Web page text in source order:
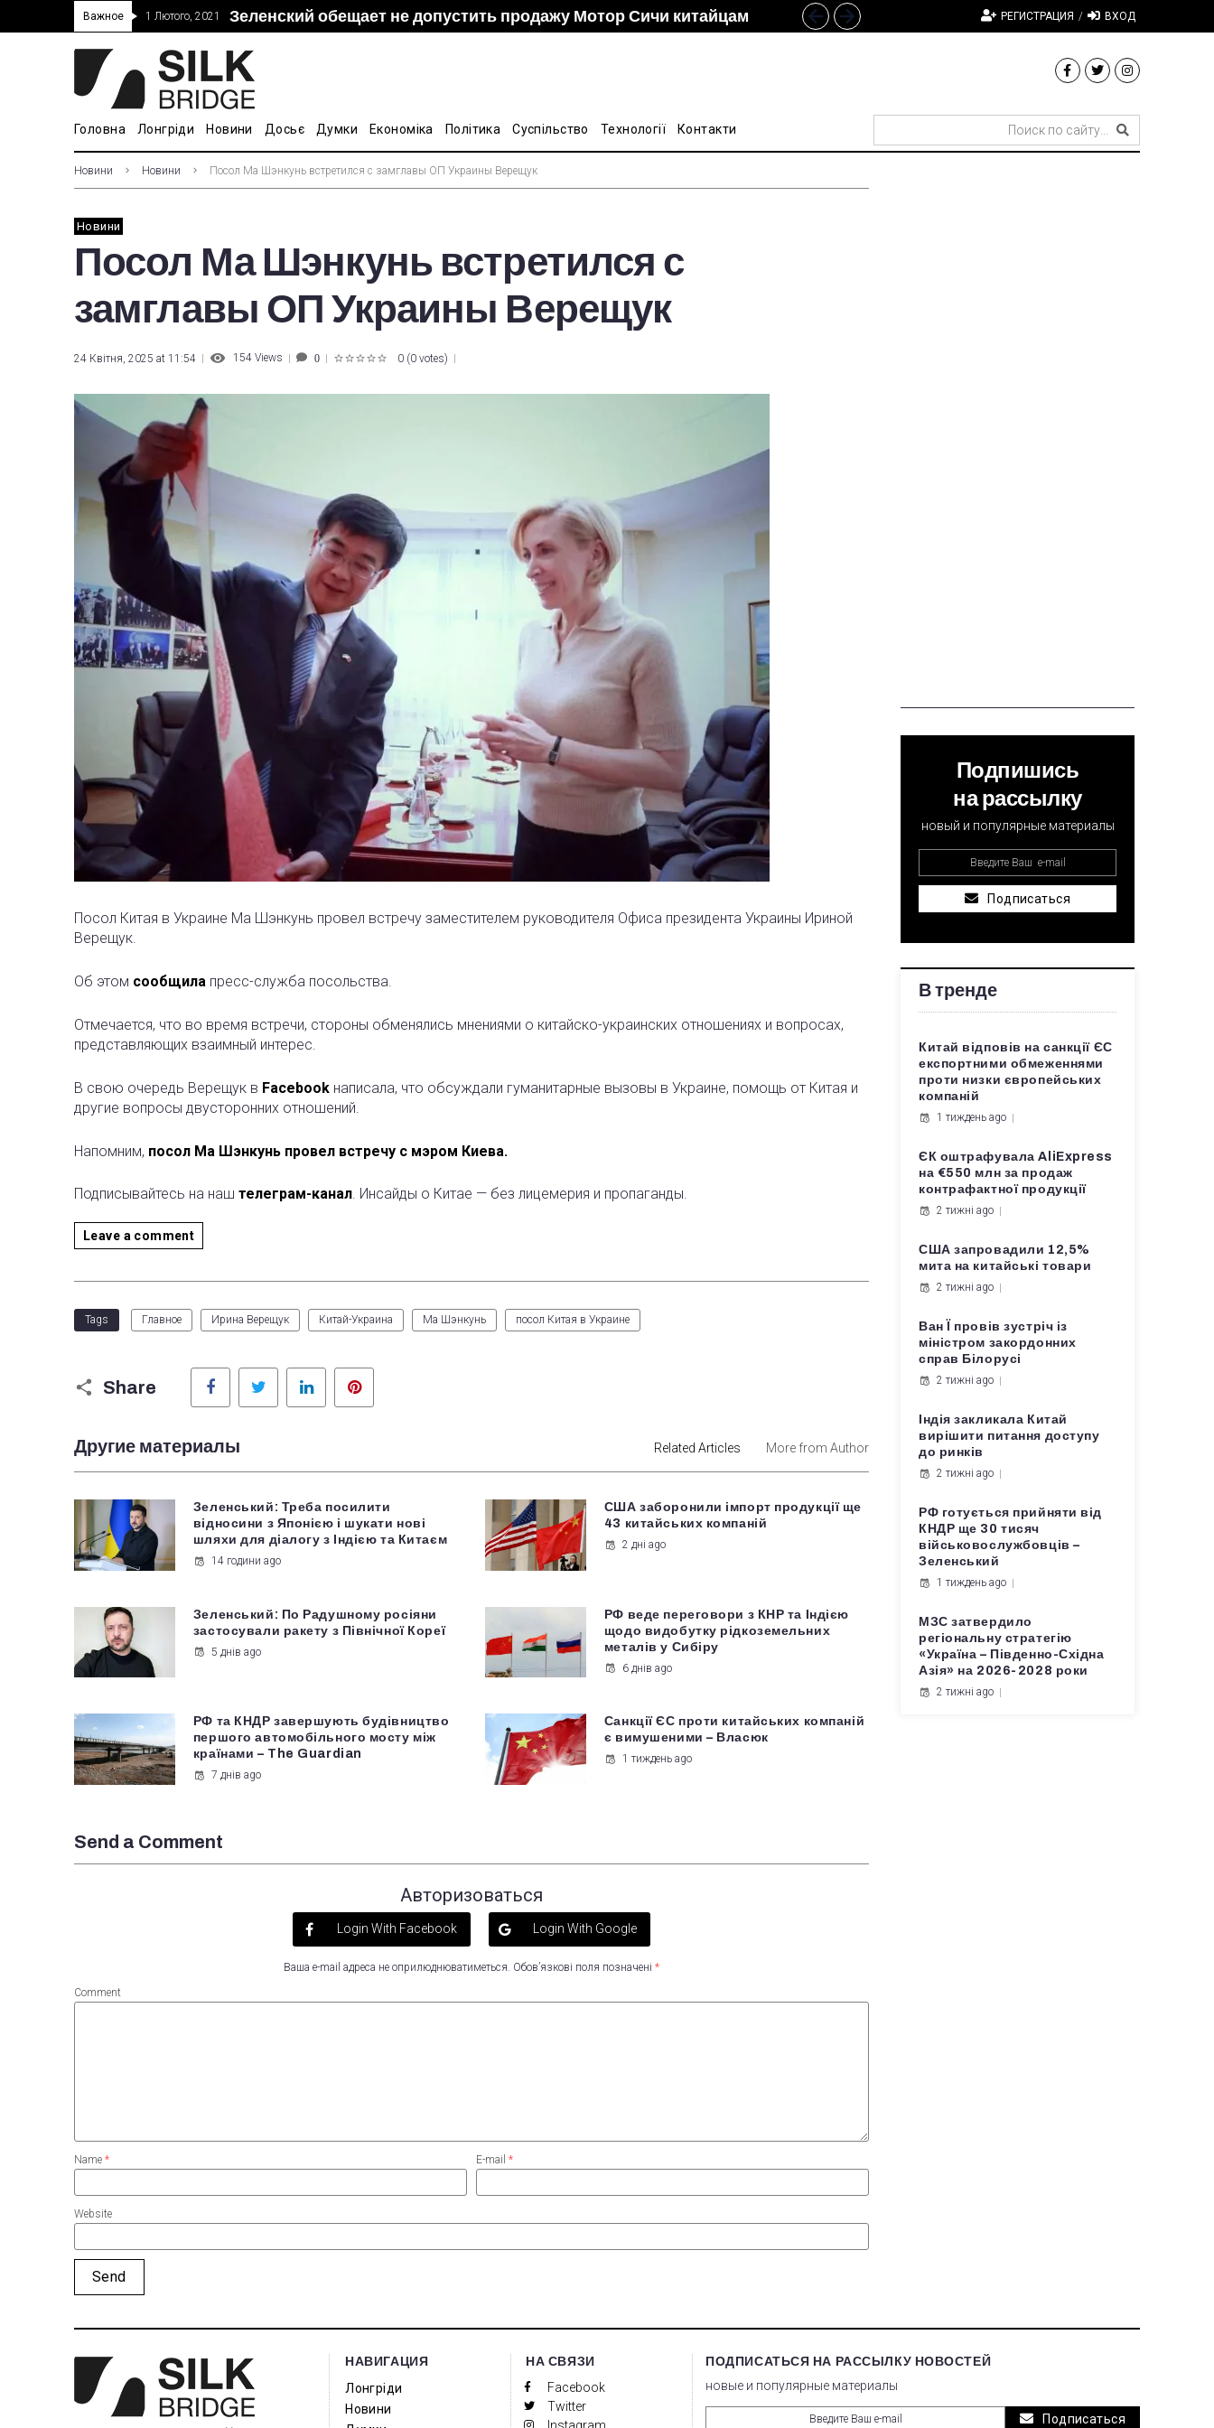
Важное 1 Лютого, 2021 Зеленский обещает не допустить продажу Мотор Сичи китайцам
Прошло 5-тое заседание украинско-китайской Подкомиссии по
“Дочка” Beijing Skyrizon и DCH Group подали новую заявку в АМКУ о
В Украине ввели пошлину на стальные трубы из Китая РЕГИСТРАЦИЯ / ВХОД
Головна Лонгріди Новини Досьє Думки Економіка Політика Суспільство Технології Контакти
Новини Новини Посол Ма Шэнкунь встретился с замглавы ОП Украины Верещук
Новини
Посол Ма Шэнкунь встретился с
замглавы ОП Украины Верещук
24 Квітня, 2025 at 11:54 154 Views 0 0 (0 votes)
Посол Китая в Украине Ма Шэнкунь провел встречу заместителем руководителя Офиса президента Украины Ириной
Верещук.
Об этом сообщила пресс-служба посольства.
Отмечается, что во время встречи, стороны обменялись мнениями о китайско-украинских отношениях и вопросах,
представляющих взаимный интерес.
В свою очередь Верещук в Facebook написала, что обсуждали гуманитарные вызовы в Украине, помощь от Китая и
другие вопросы двусторонних отношений.
Напомним, посол Ма Шэнкунь провел встречу с мэром Киева.
Подписывайтесь на наш телеграм-канал. Инсайды о Китае — без лицемерия и пропаганды.
Leave a comment
Tags Главное Ирина Верещук Китай-Украина Ма Шэнкунь посол Китая в Украине
Share
Facebook Twitter LinkedIn
Другие материалы Related Articles More from Author
Зеленський: Треба посилити
відносини з Японією і шукати нові
шляхи для діалогу з Індією та Китаєм
14 години ago
США заборонили імпорт продукції ще
43 китайських компаній
2 дні ago
Зеленський: По Радушному росіяни
застосували ракету з Північної Кореї
5 днів ago
РФ веде переговори з КНР та Індією
щодо видобутку рідкоземельних
металів у Сибіру
6 днів ago
РФ та КНДР завершують будівництво
першого автомобільного мосту між
країнами – The Guardian
7 днів ago
Санкції ЄС проти китайських компаній
є вимушеними – Власюк
1 тиждень ago
Send a Comment
Авторизоваться
Login With Facebook Login With Google
Ваша e-mail адреса не оприлюднюватиметься. Обов’язкові поля позначені *
Comment
Name * E-mail *
Website
Подпишись
на рассылку
новый и популярные материалы
Подписаться
В тренде
Китай відповів на санкції ЄС
експортними обмеженнями
проти низки європейських
компаній
1 тиждень ago
ЄК оштрафувала AliExpress
на €550 млн за продаж
контрафактної продукції
2 тижні ago
США запровадили 12,5%
мита на китайські товари
2 тижні ago
Ван Ї провів зустріч із
міністром закордонних
справ Білорусі
2 тижні ago
Індія закликала Китай
вирішити питання доступу
до ринків
2 тижні ago
РФ готується прийняти від
КНДР ще 30 тисяч
військовослужбовців –
Зеленський
1 тиждень ago
МЗС затвердило
регіональну стратегію
«Україна – Південно-Східна
Азія» на 2026-2028 роки
2 тижні ago
НАВИГАЦИЯ
Лонгріди
Новини
НА СВЯЗИ
Facebook
Twitter
Instagram
ПОДПИСАТЬСЯ НА РАССЫЛКУ НОВОСТЕЙ
новые и популярные материалы
Подписаться